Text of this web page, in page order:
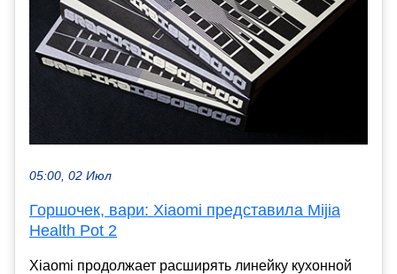
05:00, 02 Июл
Горшочек, вари: Xiaomi представила Mijia
Health Pot 2
Xiaomi продолжает расширять линейку кухонной